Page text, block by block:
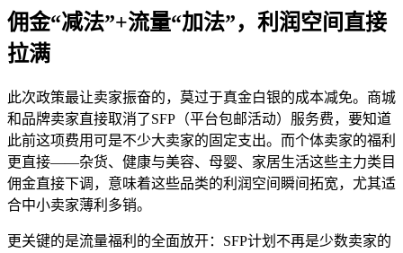
佣金“减法”+流量“加法”，利润空间直接
拉满
此次政策最让卖家振奋的，莫过于真金白银的成本减免。商城
和品牌卖家直接取消了SFP（平台包邮活动）服务费，要知道
此前这项费用可是不少大卖家的固定支出。而个体卖家的福利
更直接——杂货、健康与美容、母婴、家居生活这些主力类目
佣金直接下调，意味着这些品类的利润空间瞬间拓宽，尤其适
合中小卖家薄利多销。
更关键的是流量福利的全面放开：SFP计划不再是少数卖家的